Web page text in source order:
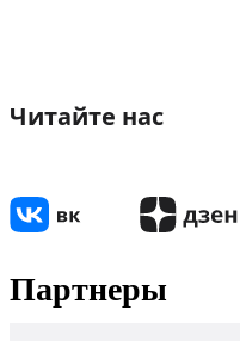
Читайте нас
Партнеры